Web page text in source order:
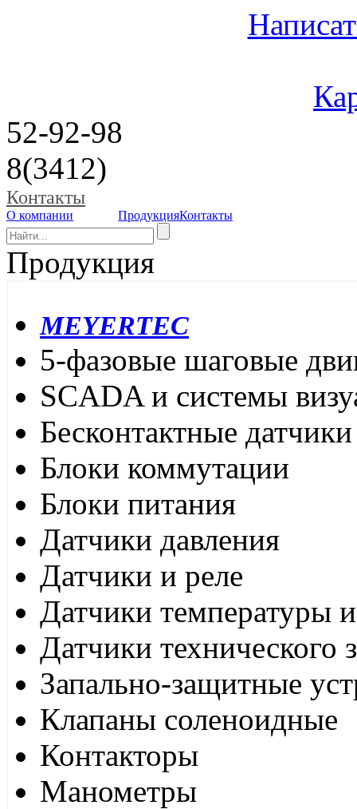
52-92-98
8(3412)
Контакты
О компании ПродукцияКонтакты
Продукция
MEYERTEC
5-фазовые шаговые
SCADA и системы
Бесконтактные датчики
Блоки коммутации
Блоки питания
Датчики давления
Датчики и реле
Датчики температуры
Датчики технического
Запально-защитные
Клапаны соленоидные
Контакторы
Манометры